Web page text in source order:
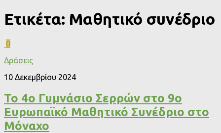
Ετικέτα: Μαθητικό συνέδριο
0
Δράσεις
10 Δεκεμβρίου 2024
Το 4o Γυμνάσιο Σερρών στο 9ο
Ευρωπαϊκό Μαθητικό Συνέδριο στο
Μόναχο